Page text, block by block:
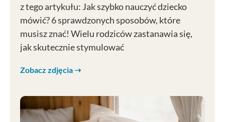
z tego artykułu: Jak szybko nauczyć dziecko
mówić? 6 sprawdzonych sposobów, które
musisz znać! Wielu rodziców zastanawia się,
jak skutecznie stymulować
Zobacz zdjęcia ➝